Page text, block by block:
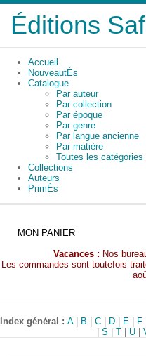
Éditions
Accueil
NouveautÉs
Catalogue
Par auteur
Par collection
Par époque
Par genre
Par langue ancienne
Par matière
Toutes les catégories
Collections
Auteurs
PrimÉs
MON PANIER
Vacances : Nos
Les commandes sont toutefois
Index général :A| B |C D E F
S T| U|